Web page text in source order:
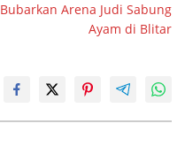
Bubarkan Arena Judi Sabung
Ayam di Blitar